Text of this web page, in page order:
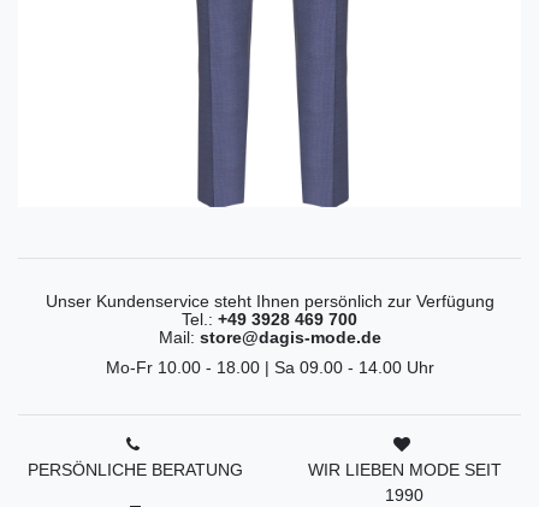
Unser Kundenservice steht Ihnen persönlich zur Verfügung
Tel.: +49 3928 469 700
Mail: store@dagis-mode.de
Mo-Fr 10.00 - 18.00 | Sa 09.00 - 14.00 Uhr
PERSÖNLICHE BERATUNG
WIR LIEBEN MODE SEIT
1990